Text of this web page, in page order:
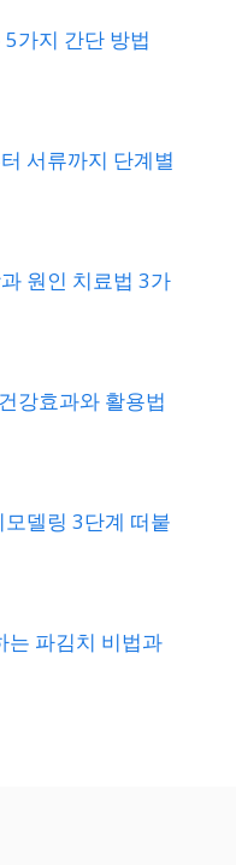
가지 간단 방법
서류까지 단계별
원인 치료법 3가
강효과와 활용법
델링 3단계 떠붙
는 파김치 비법과